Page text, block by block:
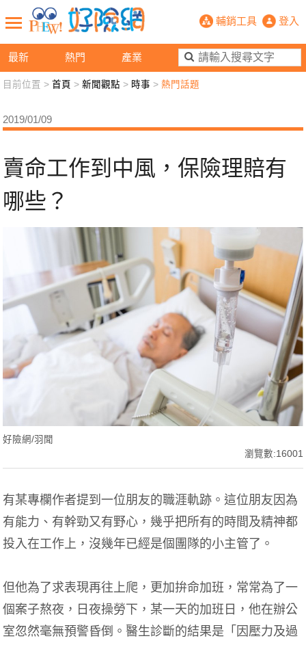
最新 熱門 產業
賣命工作到中風，保險理賠有哪些
輔銷工具 登入
新聞觀點 業務交流 好險懂生活
退休先準備 好險學堂 輔銷工具 活動專區
目前位置 >首頁 >新聞觀點 > 時事 >熱門話題
2019/01/09
賣命工作到中風，保險理賠有
哪些？
好險網/羽聞
瀏覽數:16001
有某專欄作者提到一位朋友的職涯軌跡。這位朋友因為
有能力、有幹勁又有野心，幾乎把所有的時間及精神都
投入在工作上，沒幾年已經是個團隊的小主管了。
但他為了求表現再往上爬，更加拚命加班，常常為了一
個案子熬夜，日夜操勞下，某一天的加班日，他在辦公
室忽然毫無預警昏倒。醫生診斷的結果是「因壓力及過